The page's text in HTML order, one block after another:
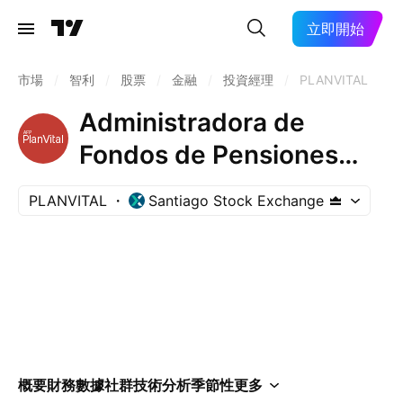
立即開始
市場 智利 股票 金融 投資經理 PLANVITAL
Administradora de
Fondos de Pensiones
Planvital SA
PLANVITAL Santiago Stock Exchange
概要財務數據社群技術分析季節性更多